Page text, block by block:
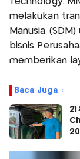
melakukan
Manusia
bisnis
memberikan
Baca Juga :